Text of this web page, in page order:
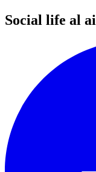
Social life al